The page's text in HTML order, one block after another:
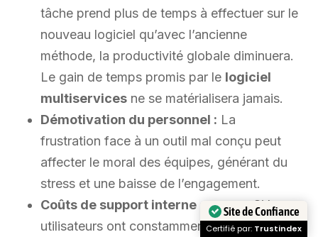
tâche prend plus de temps à effectuer sur le
nouveau logiciel qu’avec l’ancienne
méthode, la productivité globale diminuera.
Le gain de temps promis par le logiciel
multiservicesne se matérialisera jamais.
Démotivation du personnel : La
frustration face à un outil mal conçu peut
affecter le moral des équipes, générant du
stress et une baisse de l’engagement.
Coûts de support interne accrus : Si les
utilisateurs ont constamment besoin d’aide,
Site de Confiance
Certifié par: Trustindex